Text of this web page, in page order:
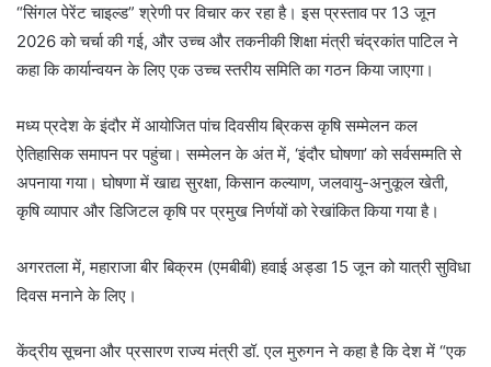
“सिंगल पेरेंट चाइल्ड” श्रेणी पर विचार कर रहा है। इस प्रस्ताव पर 13 जून
2026 को चर्चा की गई, और उच्च और तकनीकी शिक्षा मंत्री चंद्रकांत पाटिल ने
कहा कि कार्यान्वयन के लिए एक उच्च स्तरीय समिति का गठन किया जाएगा।
मध्य प्रदेश के इंदौर में आयोजित पांच दिवसीय ब्रिकस कृषि सम्मेलन कल
ऐतिहासिक समापन पर पहुंचा। सम्मेलन के अंत में, ‘इंदौर घोषणा’ को सर्वसम्मति से
अपनाया गया। घोषणा में खाद्य सुरक्षा, किसान कल्याण, जलवायु-अनुकूल खेती,
कृषि व्यापार और डिजिटल कृषि पर प्रमुख निर्णयों को रेखांकित किया गया है।
अगरतला में, महाराजा बीर बिक्रम (एमबीबी) हवाई अड्डा 15 जून को यात्री सुविधा
दिवस मनाने के लिए।
केंद्रीय सूचना और प्रसारण राज्य मंत्री डॉ. एल मुरुगन ने कहा है कि देश में “एक